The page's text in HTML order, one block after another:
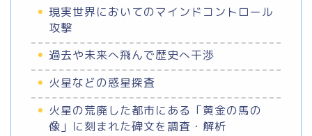
現実世界においてのマインドコントロール
攻撃
過去や未来へ飛んで歴史へ干渉
火星などの惑星探査
火星の荒廃した都市にある「黄金の馬の
像」に刻まれた碑文を調査・解析